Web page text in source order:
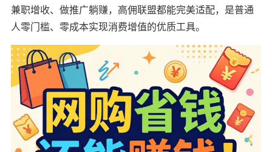
兼职增收、做推广躺赚，高佣联盟都能完美适配，是普通
人零门槛、零成本实现消费增值的优质工具。